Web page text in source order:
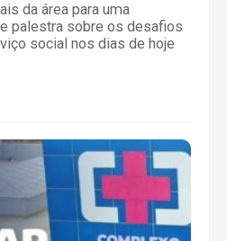
da área para uma
palestra sobre os desafios
social nos dias de hoje